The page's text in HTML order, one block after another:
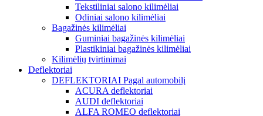
Tekstiliniai salono kilimėliai
Odiniai salono kilimėliai
Bagažinės kilimėliai
Guminiai bagažinės kilimėliai
Plastikiniai bagažinės kilimėliai
Kilimėlių tvirtinimai
Deflektoriai
DEFLEKTORIAI Pagal automobilį
ACURA deflektoriai
AUDI deflektoriai
ALFA ROMEO deflektoriai